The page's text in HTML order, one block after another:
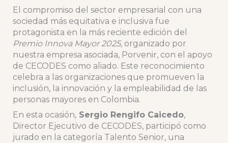
El compromiso del sector empresarial con una
sociedad más equitativa e inclusiva fue
protagonista en la más reciente edición del
Premio Innova Mayor 2025, organizado por
nuestra empresa asociada, Porvenir, con el apoyo
de CECODES como aliado. Este reconocimiento
celebra a las organizaciones que promueven la
inclusión, la innovación y la empleabilidad de las
personas mayores en Colombia.
En esta ocasión,Sergio Rengifo Caicedo,
Director Ejecutivo de CECODES, participó como
jurado en la categoría Talento Senior, una